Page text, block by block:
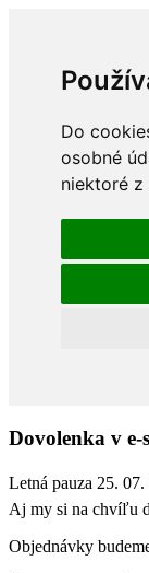
Do
osobné
niektoré z
Dovolenka v e-
Letná pauza 25.
Aj my si na chvíľu
Objednávky